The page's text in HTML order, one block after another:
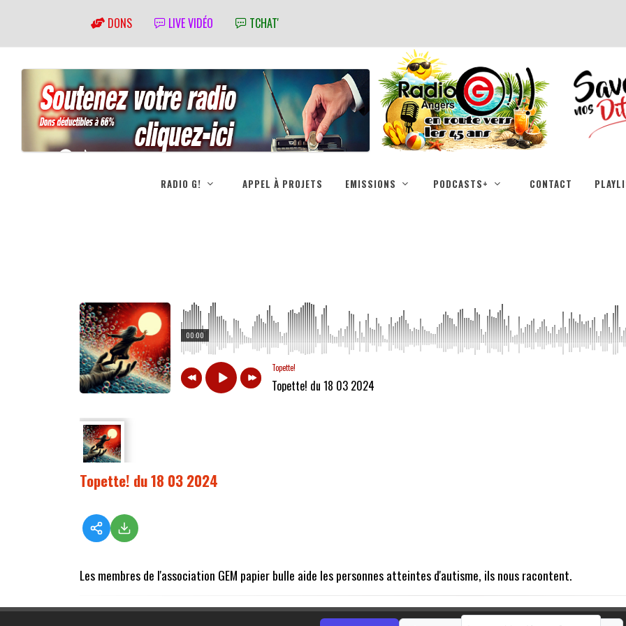
DONS LIVE VIDÉO TCHAT'
RADIO G! APPEL À PROJETS EMISSIONS PODCASTS+ CONTACT
00:00
Topette!
Topette! du 18 03 2024
Topette! du 18 03 2024
Les membres de l'association GEM papier bulle aide les personnes atteintes d'autisme, ils nous racontent.